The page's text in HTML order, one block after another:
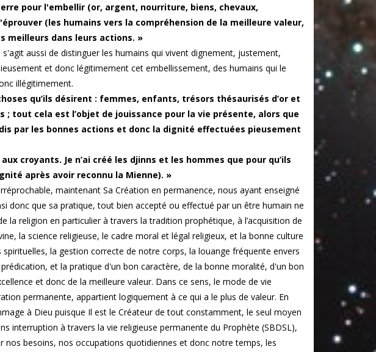
pour l'embellir (or, argent, nourriture, biens, chevaux,
(les humains vers la compréhension de la meilleure valeur,
meilleurs dans leurs actions. »
aussi de distinguer les humains qui vivent dignement, justement,
et donc légitimement cet embellissement, des humains qui le
illégitimement.
qu’ils désirent : femmes, enfants, trésors thésaurisés d’or et
; tout cela est l’objet de jouissance pour la vie présente, alors que
par les bonnes actions et donc la dignité effectuées pieusement
croyants. Je n’ai créé les djinns et les hommes que pour qu’ils
après avoir reconnu la Mienne). »
maintenant Sa Création en permanence, nous ayant enseigné
donc que sa pratique, tout bien accepté ou effectué par un être humain ne
la religion en particulier à travers la tradition prophétique, à l’acquisition de
la science religieuse, le cadre moral et légal religieux, et la bonne culture
la gestion correcte de notre corps, la louange fréquente envers
et la pratique d'un bon caractère, de la bonne moralité, d'un bon
et donc de la meilleure valeur. Dans ce sens, le mode de vie
permanente, appartient logiquement à ce qui a le plus de valeur. En
à Dieu puisque Il est le Créateur de tout constamment, le seul moyen
interruption à travers la vie religieuse permanente du Prophète (SBDSL),
besoins, nos occupations quotidiennes et donc notre temps, les